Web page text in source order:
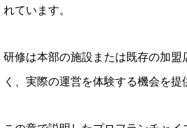
れています。
研修は本部の施設または既存の加盟
く、実際の運営を体験する機会を提